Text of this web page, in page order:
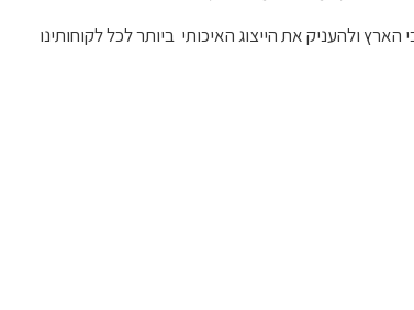
ולהעניק את הייצוג האיכותי ביותר לכל לקוחותינו